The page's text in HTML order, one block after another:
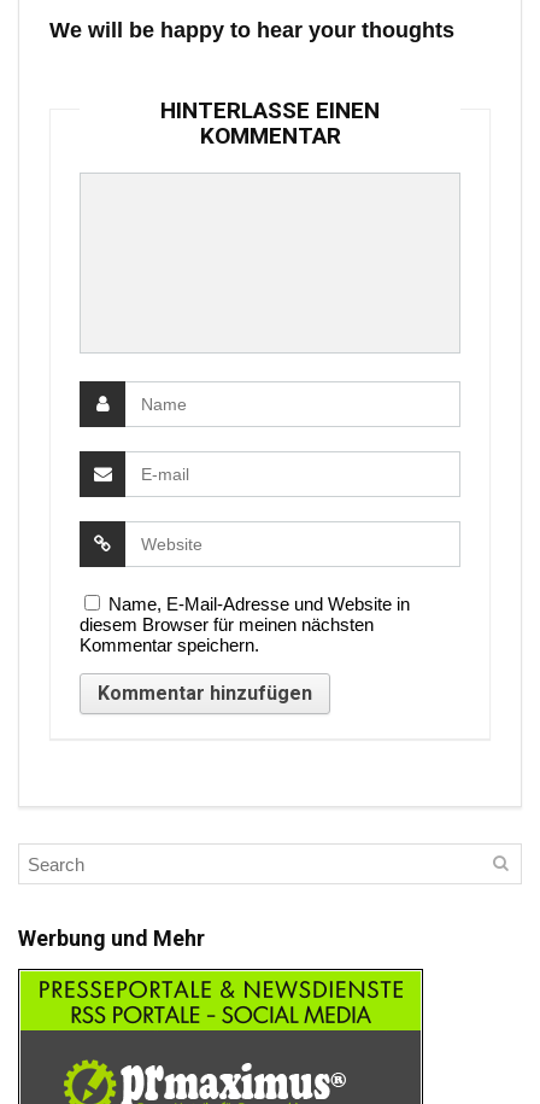
We will be happy to hear your thoughts
HINTERLASSE EINEN
KOMMENTAR
Name, E-Mail-Adresse und Website in
diesem Browser für meinen nächsten
Kommentar speichern.
Werbung und Mehr